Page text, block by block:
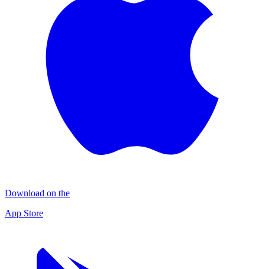
Download on the
App Store